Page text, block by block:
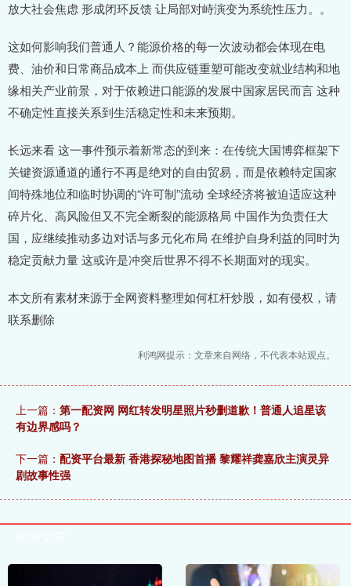
放大社会焦虑 形成闭环反馈 让局部对峙演变为系统性压力。。
这如何影响我们普通人？能源价格的每一次波动都会体现在电
费、油价和日常商品成本上 而供应链重塑可能改变就业结构和地
缘相关产业前景，对于依赖进口能源的发展中国家居民而言 这种
不确定性直接关系到生活稳定性和未来预期。
长远来看 这一事件预示着新常态的到来：在传统大国博弈框架下
关键资源通道的通行不再是绝对的自由贸易，而是依赖特定国家
间特殊地位和临时协调的“许可制”流动 全球经济将被迫适应这种
碎片化、高风险但又不完全断裂的能源格局 中国作为负责任大
国，应继续推动多边对话与多元化布局 在维护自身利益的同时为
稳定贡献力量 这或许是冲突后世界不得不长期面对的现实。
本文所有素材来源于全网资料整理如何杠杆炒股，如有侵权，请
联系删除
利鸿网提示：文章来自网络，不代表本站观点。
上一篇： 第一配资网 网红转发明星照片秒删道歉！普通人追星该
有边界感吗？
下一篇： 配资平台最新 香港探秘地图首播 黎耀祥龚嘉欣主演灵异
剧故事性强